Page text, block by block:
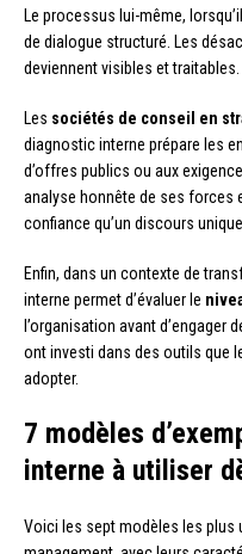
Le processus lui-même,
de dialogue structuré. Les
deviennent visibles et traitables.
Les sociétés de conseil en
diagnostic interne prépare les
d’offres publics ou aux
analyse honnête de ses forces
confiance qu’un discours
Enfin, dans un contexte de
interne permet d’évaluer le
l’organisation avant d’engager
ont investi dans des outils que
adopter.
7 modèles
interne à utiliser
Voici les sept modèles les plus